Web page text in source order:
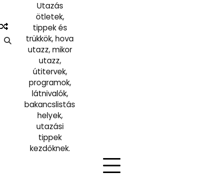
Utazás
ötletek,
tippek és
trükkök, hova
utazz, mikor
utazz,
útitervek,
programok,
látnivalók,
bakancslistás
helyek,
utazási
tippek
kezdőknek.